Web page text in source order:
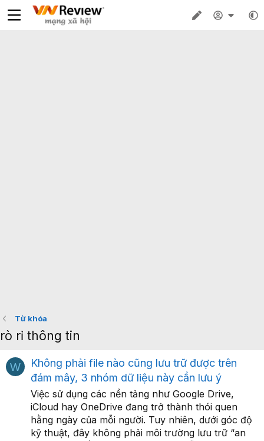
Từ khóa
rò rỉ thông tin
W
Không phải file nào cũng lưu trữ được trên
đám mây, 3 nhóm dữ liệu này cần lưu ý
Việc sử dụng các nền tảng như Google Drive,
iCloud hay OneDrive đang trở thành thói quen
hằng ngày của mỗi người. Tuy nhiên, dưới góc độ
kỹ thuật, đây không phải môi trường lưu trữ “an